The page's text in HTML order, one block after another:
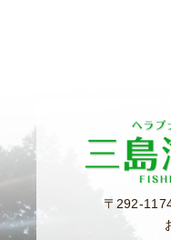
〒292-